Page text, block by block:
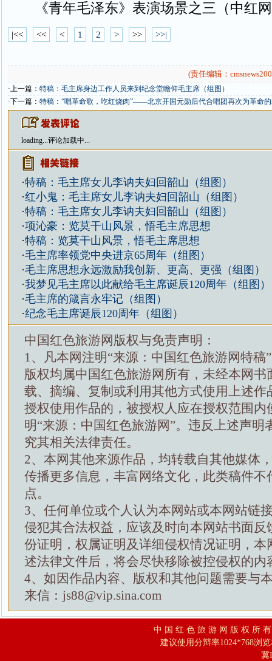
《青年毛泽东》表演场景之三（中红
|<< << < 1 2 > >> >>|
(责任编辑：
·上一篇： 特稿：毛主席身边工作人员来到纪念堂瞻仰毛主席（组图）
·下一篇： 特稿：“唱革命歌，吃红烧肉”——北京开国元勋后代合唱团再次为革命
loading...评论加载中...
·特稿：毛主席女儿李讷夫妇回韶山（组图）
·红小鬼：毛主席女儿李讷夫妇回韶山（组图）
·特稿：毛主席女儿李讷夫妇回韶山（组图）
·项沁豪：览莫干山风景，悟毛主席思想
·特稿：览莫干山风景，悟毛主席思想
·毛主席率领党中央进京65周年（组图）
·毛主席思想永远激励我创新、更高、更强（组图）
·我梦见毛主席以此献给毛主席诞辰120周年（组图）
·毛主席的箴言永牢记（组图）
·纪念毛主席诞辰120周年（组图）
中国红色旅游网版权与免责声明：
1、凡本网注明“来源：中国红色旅游网特稿
版权均属中国红色旅游网所有，未经本网书
载、摘编、复制或利用其他方式使用上述作
授权使用作品的，被授权人应在授权范围内
明“来源：中国红色旅游网”。违反上述声明
究其相关法律责任。
2、本网其他来源作品，均转载自其他媒体
传播更多信息，丰富网络文化，此类稿件不
点。
3、任何单位或个人认为本网站或本网站链
侵犯其合法权益，应该及时向本网站书面反
份证明，权属证明及详细侵权情况证明，本
述法律文件后，将会尽快移除被控侵权的内
4、如因作品内容、版权和其他问题需要与
来信：js88@vip.sina.com
中 国 红 色 旅 游 网 版 权 所
建议使用分辩率1024*768浏
冀